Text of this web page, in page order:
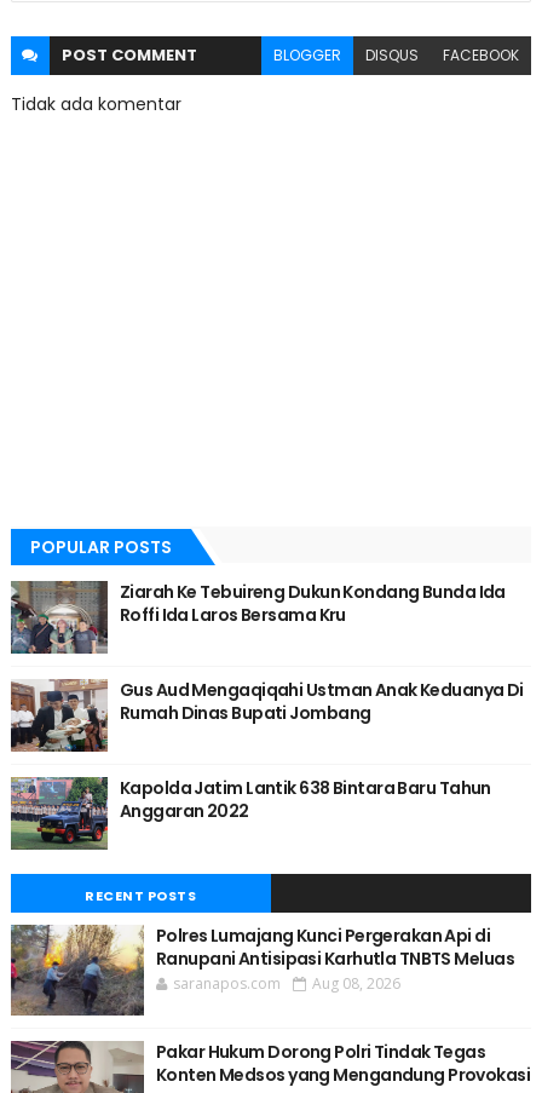
POST COMMENT BLOGGER DISQUS FACEBOOK
Tidak ada komentar
POPULAR POSTS
Ziarah Ke Tebuireng Dukun Kondang Bunda Ida
Roffi Ida Laros Bersama Kru
Gus Aud Mengaqiqahi Ustman Anak Keduanya Di
Rumah Dinas Bupati Jombang
Kapolda Jatim Lantik 638 Bintara Baru Tahun
Anggaran 2022
RECENT POSTS
Polres Lumajang Kunci Pergerakan Api di
Ranupani Antisipasi Karhutla TNBTS Meluas
saranapos.com Aug 08, 2026
Pakar Hukum Dorong Polri Tindak Tegas
Konten Medsos yang Mengandung Provokasi